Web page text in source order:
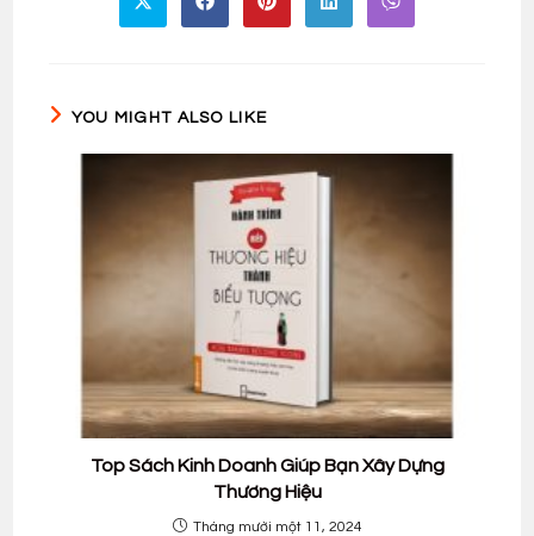
Opens
in
Opens
in
Opens
in
Opens
in
Opens
in
YOU MIGHT ALSO LIKE
Top Sách Kinh Doanh Giúp Bạn Xây Dựng
Thương Hiệu
Tháng mười một 11, 2024